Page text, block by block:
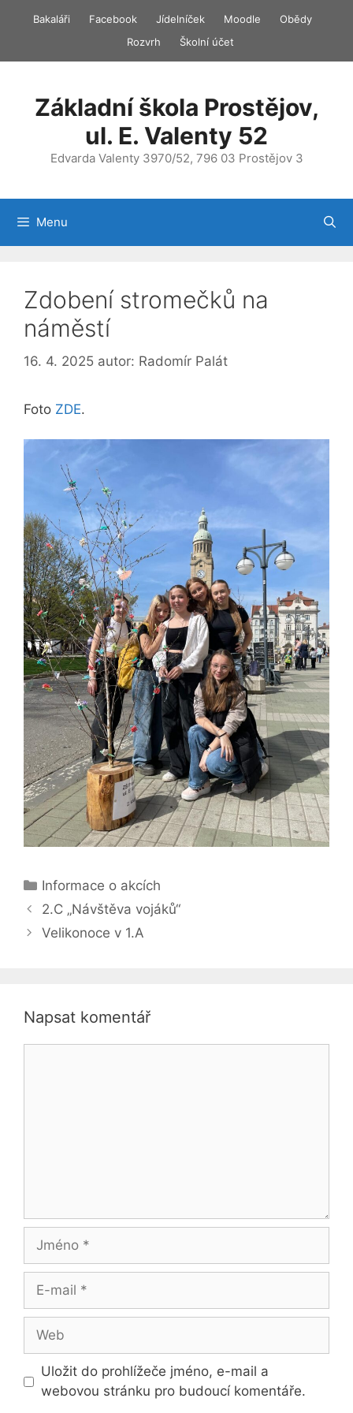
Bakaláři Facebook Jídelníček Moodle
Obědy
Rozvrh
Školní účet
Základní škola Prostějov,
ul. E. Valenty 52
Edvarda Valenty 3970/52, 796 03 Prostějov 3
Menu
Zdobení stromečků na
náměstí
16. 4. 2025 autor: Radomír Palát
Foto ZDE.
Rubriky
Informace o akcích
2.C „Návštěva vojáků“
Velikonoce v 1.A
Napsat komentář
Jméno
Web
Uložit do prohlížeče jméno, e-mail a
webovou stránku pro budoucí komentáře.